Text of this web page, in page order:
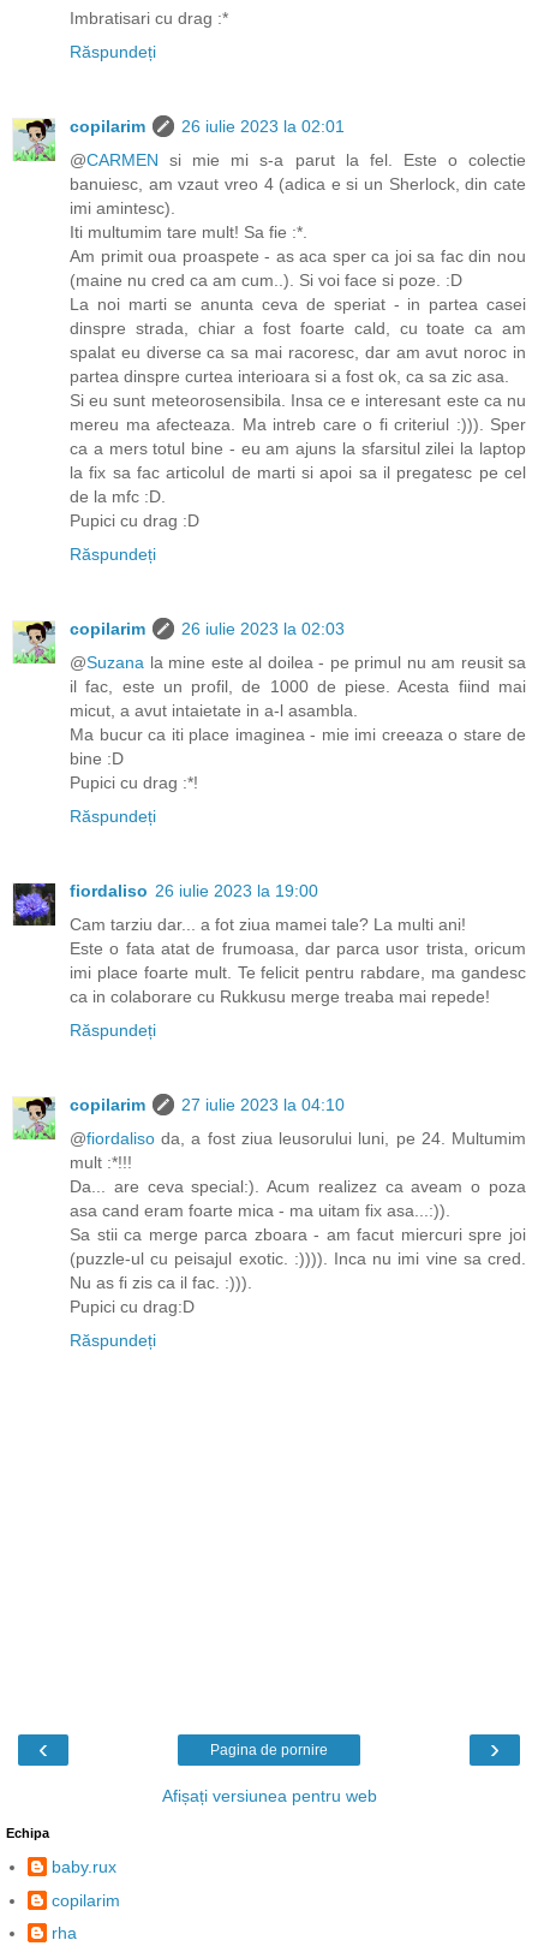
Imbratisari cu drag :*
Răspundeți
copilarim
26 iulie 2023 la 02:01
@CARMEN si mie mi s-a parut la fel. Este o colectie
banuiesc, am vzaut vreo 4 (adica e si un Sherlock, din cate
imi amintesc).
Iti multumim tare mult! Sa fie :*.
Am primit oua proaspete - as aca sper ca joi sa fac din nou
(maine nu cred ca am cum..). Si voi face si poze. :D
La noi marti se anunta ceva de speriat - in partea casei
dinspre strada, chiar a fost foarte cald, cu toate ca am
spalat eu diverse ca sa mai racoresc, dar am avut noroc in
partea dinspre curtea interioara si a fost ok, ca sa zic asa.
Si eu sunt meteorosensibila. Insa ce e interesant este ca nu
mereu ma afecteaza. Ma intreb care o fi criteriul :))). Sper
ca a mers totul bine - eu am ajuns la sfarsitul zilei la laptop
la fix sa fac articolul de marti si apoi sa il pregatesc pe cel
de la mfc :D.
Pupici cu drag :D
Răspundeți
copilarim
26 iulie 2023 la 02:03
@Suzana la mine este al doilea - pe primul nu am reusit sa
il fac, este un profil, de 1000 de piese. Acesta fiind mai
micut, a avut intaietate in a-l asambla.
Ma bucur ca iti place imaginea - mie imi creeaza o stare de
bine :D
Pupici cu drag :*!
Răspundeți
fiordaliso 26 iulie 2023 la 19:00
Cam tarziu dar... a fot ziua mamei tale? La multi ani!
Este o fata atat de frumoasa, dar parca usor trista, oricum
imi place foarte mult. Te felicit pentru rabdare, ma gandesc
ca in colaborare cu Rukkusu merge treaba mai repede!
Răspundeți
copilarim
27 iulie 2023 la 04:10
@fiordaliso da, a fost ziua leusorului luni, pe 24. Multumim
mult :*!!!
Da... are ceva special:). Acum realizez ca aveam o poza
asa cand eram foarte mica - ma uitam fix asa...:)).
Sa stii ca merge parca zboara - am facut miercuri spre joi
(puzzle-ul cu peisajul exotic. :)))). Inca nu imi vine sa cred.
Nu as fi zis ca il fac. :))).
Pupici cu drag:D
Răspundeți
‹ ›
Pagina de pornire
Afișați versiunea pentru web
Echipa
baby.rux
copilarim
rha